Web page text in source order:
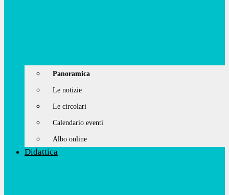
Panoramica
Le notizie
Le circolari
Calendario eventi
Albo online
Didattica